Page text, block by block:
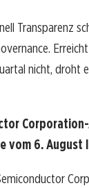
Transparenz
nicht, droht
vom 6.